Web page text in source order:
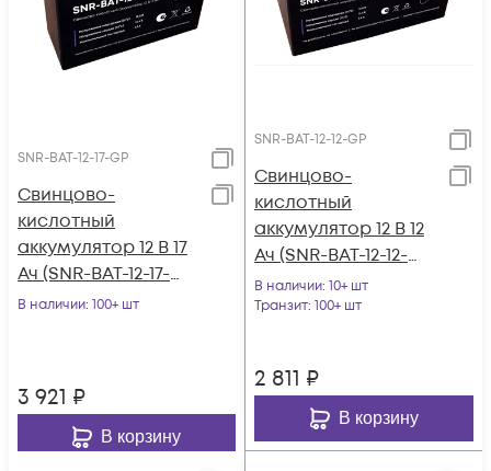
SNR-BAT-12-17-GP
Свинцово-
кислотный
аккумулятор 12 В 17
Ач (SNR-BAT-12-17-
GP)
В наличии: 100+ шт
3 921 ₽
В корзину
SNR-BAT-12-12-GP
Свинцово-
кислотный
аккумулятор 12 В 12
Ач (SNR-BAT-12-12-
GP)
В наличии: 10+ шт
Транзит: 100+ шт
2 811 ₽
В корзину